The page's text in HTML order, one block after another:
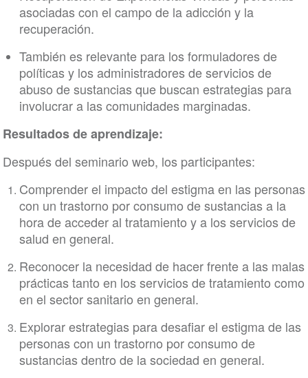
asociadas con el campo de la adicción y la
recuperación.
También es relevante para los formuladores de
políticas y los administradores de servicios de
abuso de sustancias que buscan estrategias para
involucrar a las comunidades marginadas.
Resultados de aprendizaje:
Después del seminario web, los participantes:
Comprender el impacto del estigma en las personas
con un trastorno por consumo de sustancias a la
hora de acceder al tratamiento y a los servicios de
salud en general.
Reconocer la necesidad de hacer frente a las malas
prácticas tanto en los servicios de tratamiento como
en el sector sanitario en general.
Explorar estrategias para desafiar el estigma de las
personas con un trastorno por consumo de
sustancias dentro de la sociedad en general.